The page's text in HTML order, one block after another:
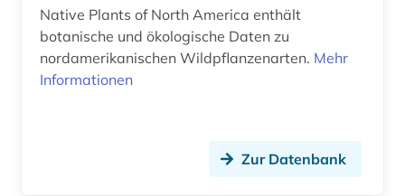
Native Plants of North America enthält
botanische und ökologische Daten zu
nordamerikanischen Wildpflanzenarten. Mehr
Informationen
Zur Datenbank